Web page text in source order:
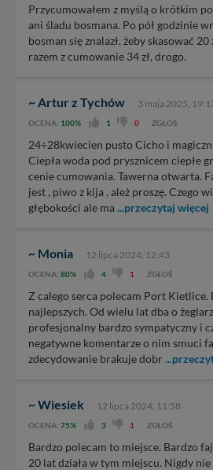
Przycumowałem z myślą o krótkim
ani śladu bosmana. Po pół godzinie
bosman się znalazł, żeby skasować 20
razem z cumowanie 34 zł, drogo.
~ Artur z Tychów 3 maja 2025,
OCENA: 100% 1 0 ZGŁOŚ
24÷28kwiecien pusto Cicho i
Ciepła woda pod prysznicem ciepłe
cenie cumowania. Tawerna otwarta.
jest , piwo z kija , ależ proszę. Czego
głębokości ale ma...przeczytaj więcej
~ Monia 12 lipca 2024, 12:43
OCENA: 80% 4 1 ZGŁOŚ
Z calego serca polecam Port Kietlice.
najlepszych. Od wielu lat dba o
profesjonalny bardzo sympatyczny i
negatywne komentarze o nim smuci
zdecydowanie brakuje dobr
~ Wiesiek 12 lipca 2024, 11:58
OCENA: 75% 3 1 ZGŁOŚ
Bardzo polecam to miejsce. Bardzo
20 lat działa w tym miejscu. Nigdy nie